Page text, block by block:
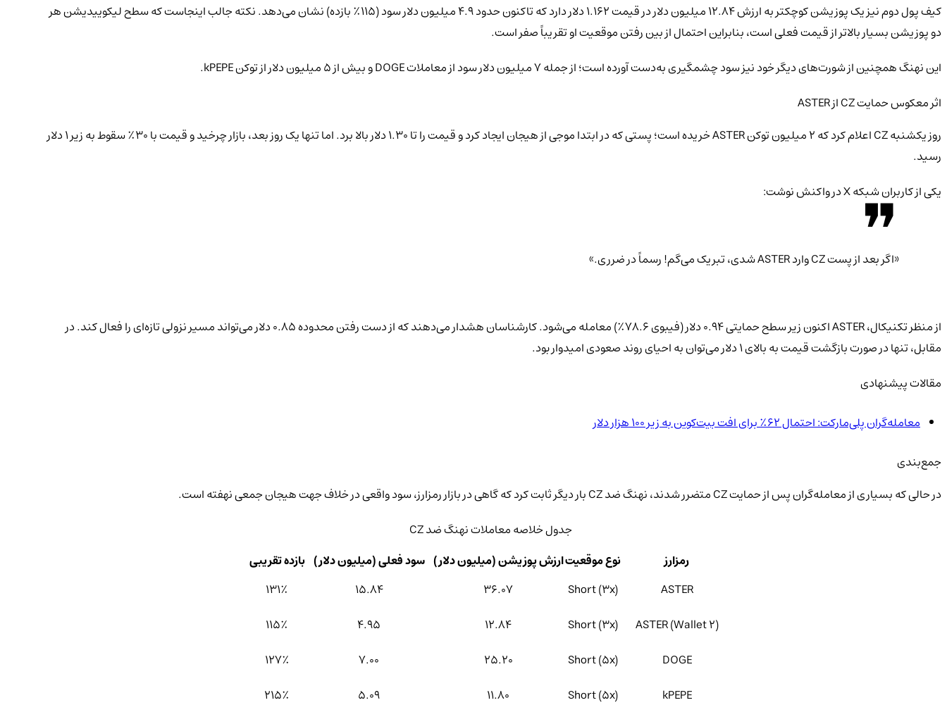
کیف پول دوم نیز یک پوزیشن کوچکتر به ارزش ۱۲.۸۴ میلیون دلار در قیمت ۱.۱۶۲ دلار دارد که تاکنون حدود ۴.۹ میلیون دلار سود (۱۱۵٪ بازده) نشان می‌دهد. نکته جالب اینجاست که سطح لیکوییدیشن هر
دو پوزیشن بسیار بالاتر از قیمت فعلی است، بنابراین احتمال از بین رفتن موقعیت او تقریباً صفر است.
این نهنگ همچنین از شورت‌های دیگر خود نیز سود چشمگیری به‌دست آورده است؛ از جمله ۷ میلیون دلار سود از معاملات DOGE و بیش از ۵ میلیون دلار از توکن kPEPE.
اثر معکوس حمایت CZ از ASTER
روز یکشنبه CZ اعلام کرد که ۲ میلیون توکن ASTER خریده است؛ پستی که در ابتدا موجی از هیجان ایجاد کرد و قیمت را تا ۱.۳۰ دلار بالا برد. اما تنها یک روز بعد، بازار چرخید و قیمت با ۳۰٪ سقوط به زیر ۱ دلار
رسید.
یکی از کاربران شبکه X در واکنش نوشت:
«اگر بعد از پست CZ وارد ASTER شدی، تبریک می‌گم! رسماً در ضرری.»
از منظر تکنیکال، ASTER اکنون زیر سطح حمایتی ۰.۹۴ دلار (فیبوی ۷۸.۶٪) معامله می‌شود. کارشناسان هشدار می‌دهند که از دست رفتن محدوده ۰.۸۵ دلار می‌تواند مسیر نزولی تازه‌ای را فعال کند. در
مقابل، تنها در صورت بازگشت قیمت به بالای ۱ دلار می‌توان به احیای روند صعودی امیدوار بود.
مقالات پیشنهادی
معامله‌گران پلی‌مارکت: احتمال ۶۲٪ برای افت بیت‌کوین به زیر ۱۰۰ هزار دلار
جمع‌بندی
در حالی که بسیاری از معامله‌گران پس از حمایت CZ متضرر شدند، نهنگ ضد CZ بار دیگر ثابت کرد که گاهی در بازار رمزارز، سود واقعی در خلاف جهت هیجان جمعی نهفته است.
جدول خلاصه معاملات نهنگ ضد CZ
رمزارز
نوع موقعیتارزش پوزیشن (میلیون دلار) سود فعلی (میلیون دلار) بازده تقریبی
ASTER
Short (3x)
36.07
15.84
131٪
ASTER (Wallet 2)
Short (3x)
12.84
4.95
115٪
DOGE
Short (5x)
25.20
7.00
127٪
kPEPE
Short (5x)
11.80
5.09
215٪